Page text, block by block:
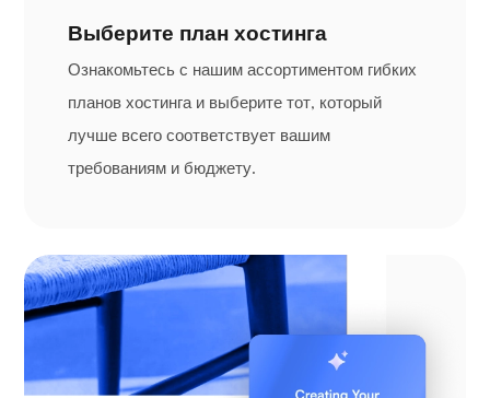
Выберите план хостинга
Ознакомьтесь с нашим ассортиментом гибких
планов хостинга и выберите тот, который
лучше всего соответствует вашим
требованиям и бюджету.